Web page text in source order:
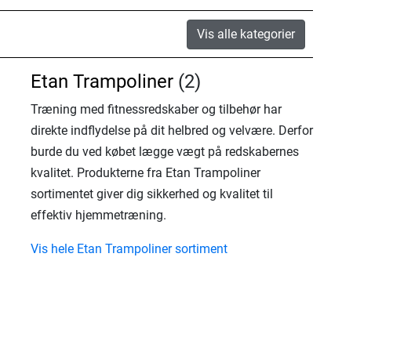
Vis alle kategorier
Etan Trampoliner (2)
Træning med fitnessredskaber og tilbehør har
direkte indflydelse på dit helbred og velvære. Derfor
burde du ved købet lægge vægt på redskabernes
kvalitet. Produkterne fra Etan Trampoliner
sortimentet giver dig sikkerhed og kvalitet til
effektiv hjemmetræning.
Vis hele Etan Trampoliner sortiment